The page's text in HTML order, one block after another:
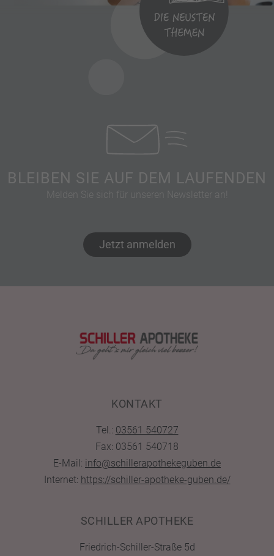
BLEIBEN SIE AUF DEM LAUFENDEN
Melden Sie sich für unseren Newsletter an!
Jetzt anmelden
KONTAKT
Tel.: 03561 540727
Fax: 03561 540718
E-Mail: info@schillerapothekeguben.de
Internet: https://schiller-apotheke-guben.de/
SCHILLER APOTHEKE
Friedrich-Schiller-Straße 5d